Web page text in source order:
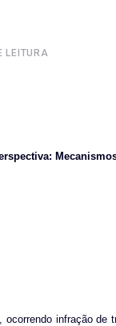
LEITURA
infração de